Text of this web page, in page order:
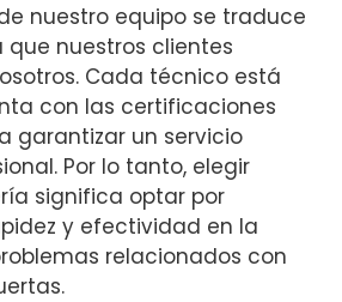
nuestro equipo se traduce
que nuestros clientes
Cada técnico está
con las certificaciones
garantizar un servicio
Por lo tanto, elegir
significa optar por
y efectividad en la
relacionados con